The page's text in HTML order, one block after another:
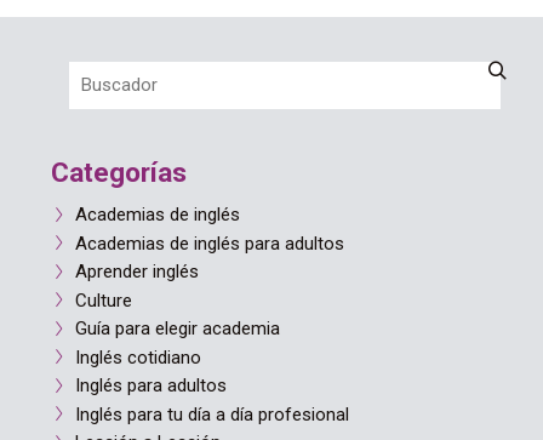
Categorías
Academias de inglés
Academias de inglés para adultos
Aprender inglés
Culture
Guía para elegir academia
Inglés cotidiano
Inglés para adultos
Inglés para tu día a día profesional